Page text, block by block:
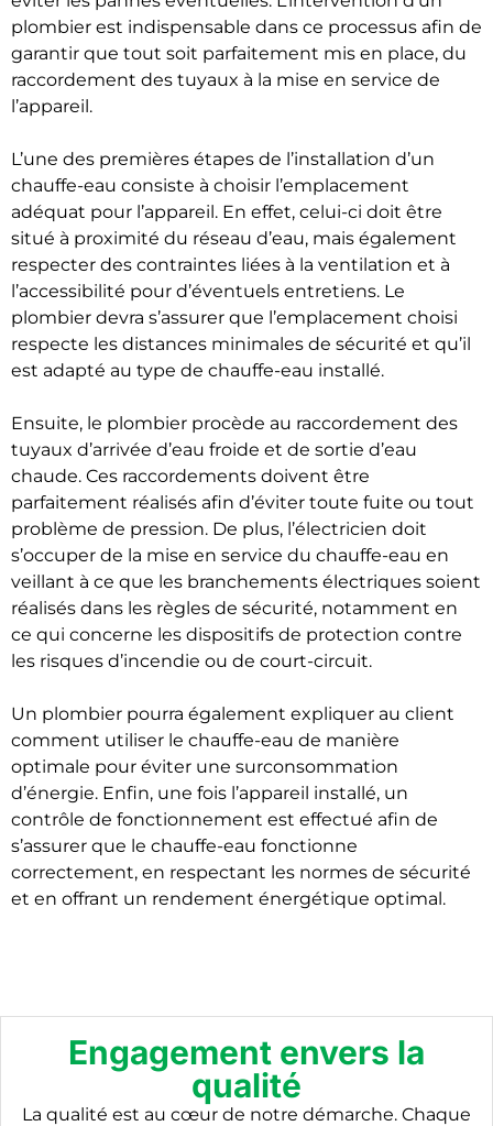
plombier est indispensable dans ce processus afin de
garantir que tout soit parfaitement mis en place, du
raccordement des tuyaux à la mise en service de
l’appareil.
L’une des premières étapes de l’installation d’un
chauffe-eau consiste à choisir l’emplacement
adéquat pour l’appareil. En effet, celui-ci doit être
situé à proximité du réseau d’eau, mais également
respecter des contraintes liées à la ventilation et à
l’accessibilité pour d’éventuels entretiens. Le
plombier devra s’assurer que l’emplacement choisi
respecte les distances minimales de sécurité et qu’il
est adapté au type de chauffe-eau installé.
Ensuite, le plombier procède au raccordement des
tuyaux d’arrivée d’eau froide et de sortie d’eau
chaude. Ces raccordements doivent être
parfaitement réalisés afin d’éviter toute fuite ou tout
problème de pression. De plus, l’électricien doit
s’occuper de la mise en service du chauffe-eau en
veillant à ce que les branchements électriques soient
réalisés dans les règles de sécurité, notamment en
ce qui concerne les dispositifs de protection contre
les risques d’incendie ou de court-circuit.
Un plombier pourra également expliquer au client
comment utiliser le chauffe-eau de manière
optimale pour éviter une surconsommation
d’énergie. Enfin, une fois l’appareil installé, un
contrôle de fonctionnement est effectué afin de
s’assurer que le chauffe-eau fonctionne
correctement, en respectant les normes de sécurité
et en offrant un rendement énergétique optimal.
Engagement envers la
qualité
La qualité est au cœur de notre démarche. Chaque